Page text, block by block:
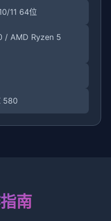
11 64位
/ AMD Ryzen 5
580
南